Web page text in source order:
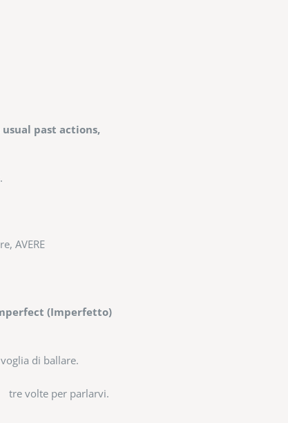
past actions,
AVERE
(Imperfetto)
di ballare.
tre volte per parlarvi.